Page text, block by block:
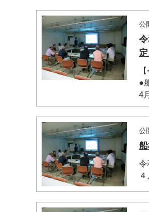
公
定
●
4
公
令
マイメディア検索